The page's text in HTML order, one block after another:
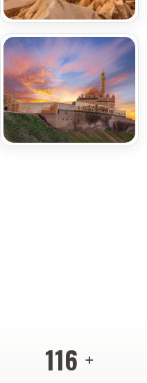
121 +